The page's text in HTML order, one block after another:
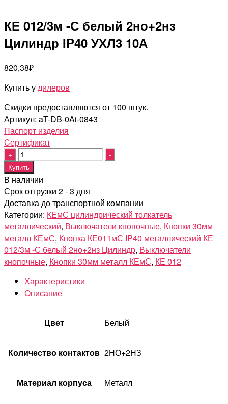
КЕ 012/3м -С белый 2но+2нз
Цилиндр IP40 УХЛ3 10А
820,38₽
Купить удилеров
Скидки предоставляются от 100 штук.
Артикул: aT-DB-0Ai-0843
Паспорт изделия
Cертификат
Quantity
Купить
В наличии
Срок отгрузки 2 - 3 дня
Доставка до транспортной компании
Категории: КЕмС цилиндрический толкатель
металлический, Выключатели кнопочные, Кнопки 30мм
металл КЕмС, Кнопка КЕ011мС IP40 металлический КЕ
012/3м -С белый 2но+2нз Цилиндр, Выключатели
кнопочные, Кнопки 30мм металл КЕмС, КЕ 012
Характеристики
Описание
Цвет Белый
Количество контактов 2НО+2НЗ
Материал корпуса Металл